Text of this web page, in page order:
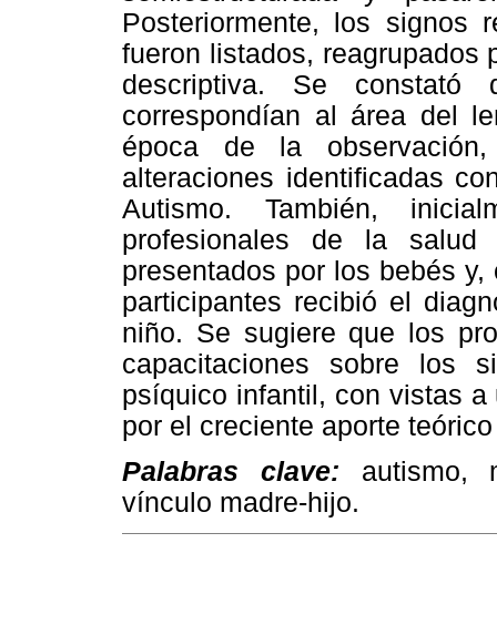
Posteriormente, los signos
fueron listados, reagrupados
descriptiva. Se constató
correspondían al área del
época de la
alteraciones identificadas
Autismo. También,
profesionales de la
presentados por los bebés
participantes recibió el
niño. Se sugiere que los
capacitaciones sobre los
psíquico infantil, con vistas
por el creciente aporte
Palabras clave: autismo,
vínculo madre-hijo.